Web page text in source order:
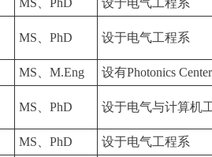
MS、PhD
设于电气工程系
MS、PhD 设于电气工程系
MS、M.Eng 设有Photonics Center
MS、PhD 设于电气与计算机
MS、PhD 设于电气工程系